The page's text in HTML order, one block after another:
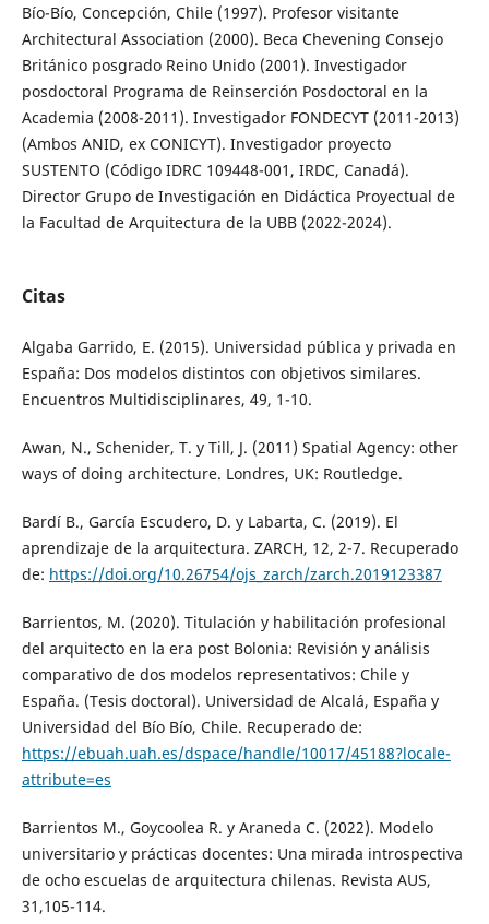
Bío-Bío, Concepción, Chile (1997). Profesor visitante
Architectural Association (2000). Beca Chevening Consejo
Británico posgrado Reino Unido (2001). Investigador
posdoctoral Programa de Reinserción Posdoctoral en la
Academia (2008-2011). Investigador FONDECYT (2011-2013)
(Ambos ANID, ex CONICYT). Investigador proyecto
SUSTENTO (Código IDRC 109448-001, IRDC, Canadá).
Director Grupo de Investigación en Didáctica Proyectual de
la Facultad de Arquitectura de la UBB (2022-2024).
Citas
Algaba Garrido, E. (2015). Universidad pública y privada en
España: Dos modelos distintos con objetivos similares.
Encuentros Multidisciplinares, 49, 1-10.
Awan, N., Schenider, T. y Till, J. (2011) Spatial Agency: other
ways of doing architecture. Londres, UK: Routledge.
Bardí B., García Escudero, D. y Labarta, C. (2019). El
aprendizaje de la arquitectura. ZARCH, 12, 2-7. Recuperado
de: https://doi.org/10.26754/ojs_zarch/zarch.2019123387
Barrientos, M. (2020). Titulación y habilitación profesional
del arquitecto en la era post Bolonia: Revisión y análisis
comparativo de dos modelos representativos: Chile y
España. (Tesis doctoral). Universidad de Alcalá, España y
Universidad del Bío Bío, Chile. Recuperado de:
https://ebuah.uah.es/dspace/handle/10017/45188?locale-
attribute=es
Barrientos M., Goycoolea R. y Araneda C. (2022). Modelo
universitario y prácticas docentes: Una mirada introspectiva
de ocho escuelas de arquitectura chilenas. Revista AUS,
31,105-114.